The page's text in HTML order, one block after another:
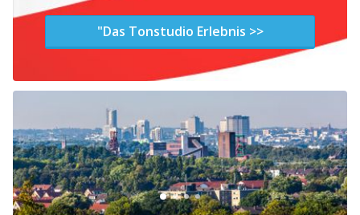
"Das Tonstudio Erlebnis >>